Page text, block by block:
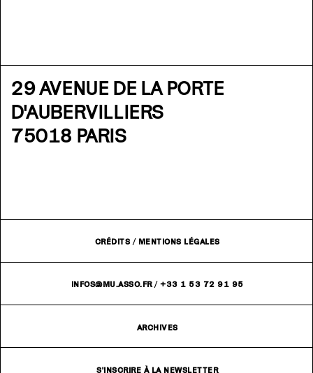
29 AVENUE DE LA PORTE
D'AUBERVILLIERS
75018 PARIS
CRÉDITS / MENTIONS LÉGALES
INFOS@MU.ASSO.FR/ +33 1 53 72 91 95
ARCHIVES
S'INSCRIRE À LA NEWSLETTER